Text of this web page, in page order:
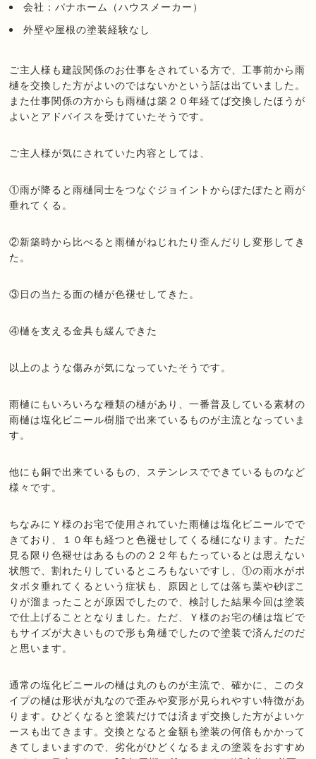
会社：パナホーム（ハウスメーカー）
外壁や屋根の塗装経験なし
ご主人様も建設関係のお仕事をされている方で、工事前から雨
樋を交換した方がよいのではないかという話は出ていました。
また仕事関係の方からも雨樋は築２０年経てば交換したほうが
よいとアドバイスを受けていたそうです。
ご主人様が気にされていた内容としては、
①雨が降ると雨樋同士をつなぐジョイントからぽたぽたと雨が
垂れてくる。
②新築時から比べると雨樋がねじれたり歪んだりし変形してき
た。
③日の当たる面の樋が色褪せしてきた。
④樋を支える金具も緩んできた
以上のような傷みが気になっていたそうです。
雨樋にもいろいろな種類の樋があり、一番普及している素材の
雨樋は塩化ビニール樹脂で出来ているものが主流となっていま
す。
他にも銅で出来ているもの、ステンレスでできているものなど
様々です。
ちなみにＹ様のお宅で使用されていた雨樋は塩化ビニールでで
きており、１０年も経つと色褪せしてくる樋になります。ただ
見る限り色褪せはあるものの２２年もたっているとは思えない
状態で、割れたりしているところもないですし、①の雨水がポ
タポタ垂れてくるという症状も、原因としては落ち葉や砂ぼこ
りが溜まったことが原因でしたので、検討した結果今回は塗装
で仕上げることとなりました。ただ、Ｙ様のお宅の樋は塩ビで
もサイズが大きいもので形も角樋でしたので塗装で済んだのだ
と思います。
通常の塩化ビニールの樋は丸のものが主流で、確かに、このタ
イプの樋は形状が丸なので歪みや変形が見られやすい特徴があ
ります。ひどくなると塗装だけでは済まず交換した方がよいケ
ースも出てきます。交換となると金額も塗装の何倍もかかって
きてしまいますので、劣化がひどくなるまえの塗装をおすすめ